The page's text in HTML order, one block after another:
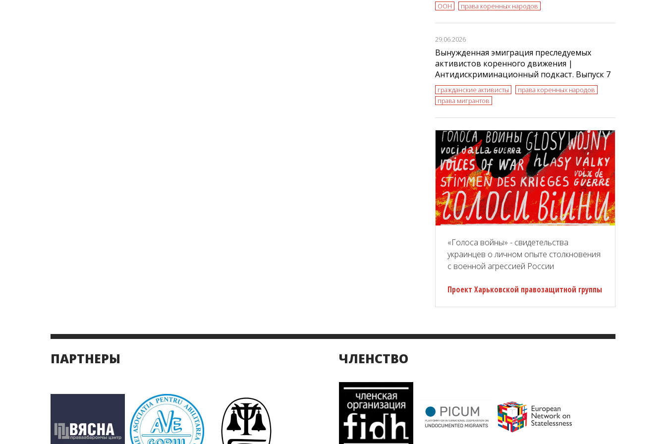
ООН права коренных народов
29.06.2026
Вынужденная эмиграция преследуемых
активистов коренного движения |
Антидискриминационный подкаст. Выпуск 7
гражданские активисты
права коренных народов
права мигрантов
«Голоса войны» - свидетельства
украинцев о личном опыте столкновения
с военной агрессией России
Проект Харьковской правозащитной группы
ПАРТНЕРЫ ЧЛЕНСТВО